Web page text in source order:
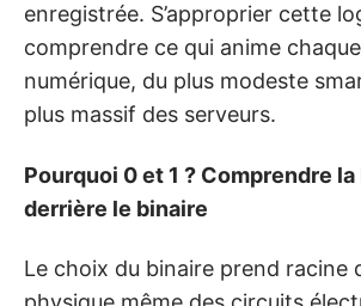
enregistrée. S’approprier cette
comprendre ce qui anime
numérique, du plus modeste
plus massif des serveurs.
Pourquoi 0 et 1 ? Comprendre
derrière le binaire
Le choix du binaire prend racine